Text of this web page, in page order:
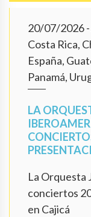
20/07/2026
Costa Rica,
España,
Panamá,
LA
La Orquesta
conciertos
en Cajicá